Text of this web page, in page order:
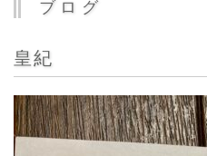
ブログ
皇紀